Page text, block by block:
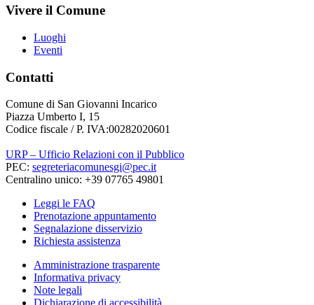
Vivere il Comune
Luoghi
Eventi
Contatti
Comune di San Giovanni Incarico
Piazza Umberto I, 15
Codice fiscale / P. IVA:00282020601
URP – Ufficio Relazioni con il Pubblico
PEC: segreteriacomunesgi@pec.it
Centralino unico: +39 07765 49801
Leggi le FAQ
Prenotazione appuntamento
Segnalazione disservizio
Richiesta assistenza
Amministrazione trasparente
Informativa privacy
Note legali